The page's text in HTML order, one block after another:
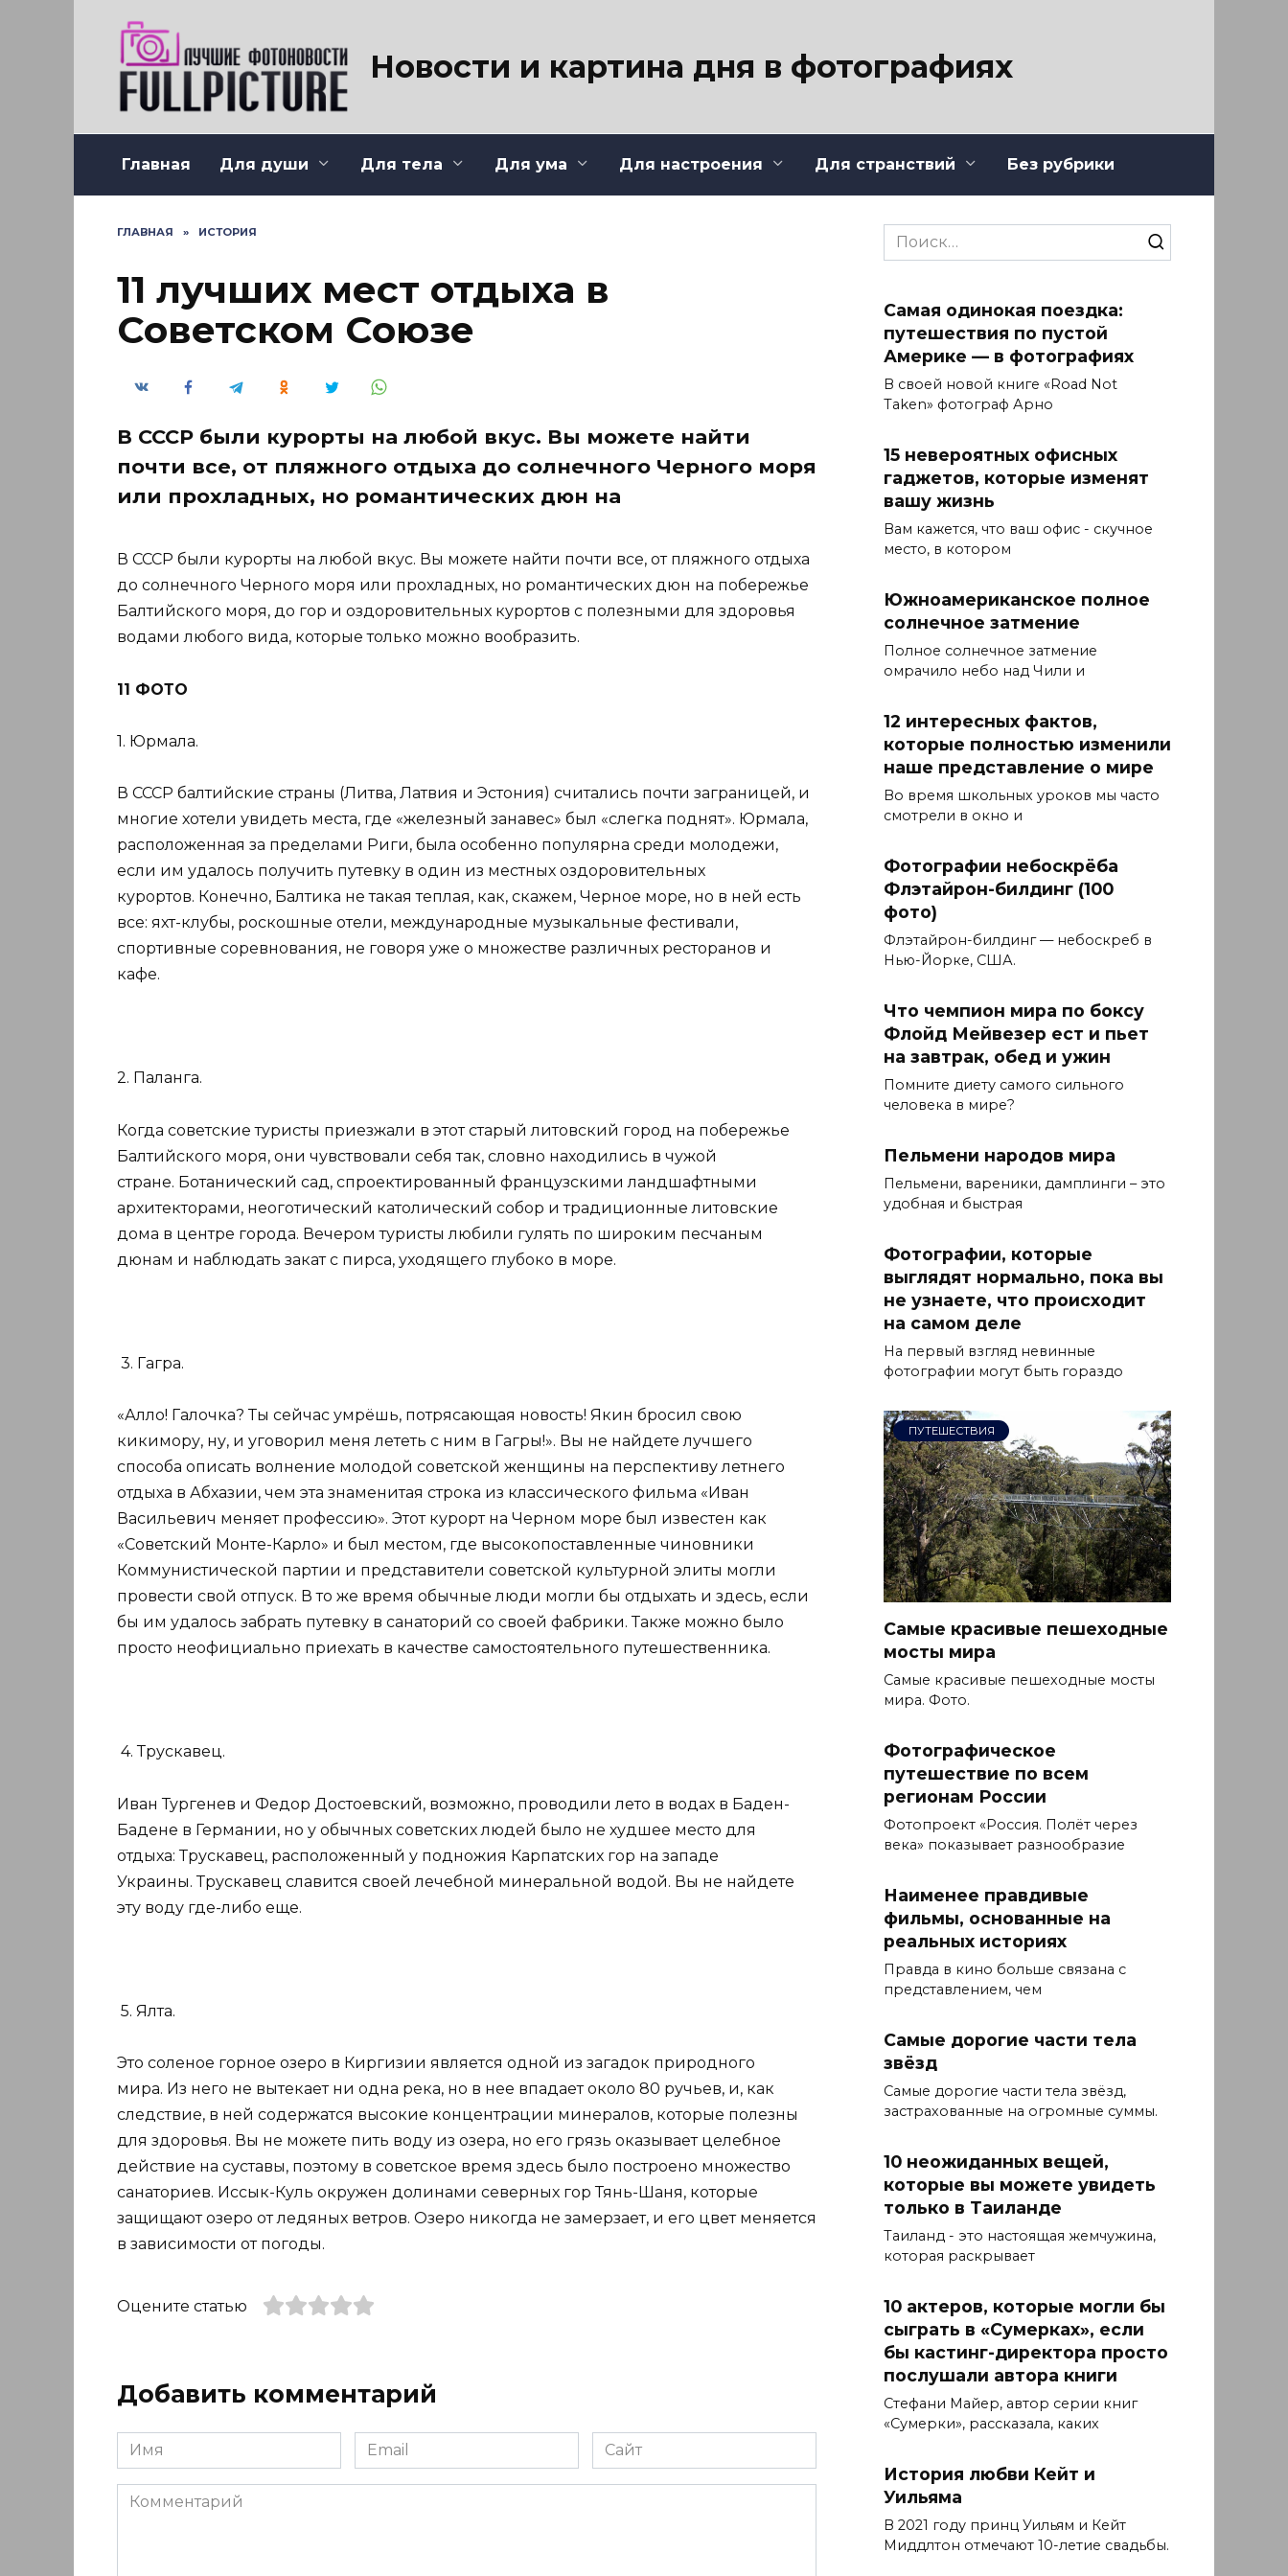
Новости и картина дня в фотографиях
Главная Для души Для тела Для ума Для настроения Для странствий Без рубрики
ГЛАВНАЯ » ИСТОРИЯ
11 лучших мест отдыха в
Советском Союзе
В СССР были курорты на любой вкус. Вы можете найти
почти все, от пляжного отдыха до солнечного Черного моря
или прохладных, но романтических дюн на
В СССР были курорты на любой вкус. Вы можете найти почти все, от пляжного отдыха
до солнечного Черного моря или прохладных, но романтических дюн на побережье
Балтийского моря, до гор и оздоровительных курортов с полезными для здоровья
водами любого вида, которые только можно вообразить.
11 ФОТО
1. Юрмала.
В СССР балтийские страны (Литва, Латвия и Эстония) считались почти заграницей, и
многие хотели увидеть места, где «железный занавес» был «слегка поднят». Юрмала,
расположенная за пределами Риги, была особенно популярна среди молодежи,
если им удалось получить путевку в один из местных оздоровительных
курортов. Конечно, Балтика не такая теплая, как, скажем, Черное море, но в ней есть
все: яхт-клубы, роскошные отели, международные музыкальные фестивали,
спортивные соревнования, не говоря уже о множестве различных ресторанов и
кафе.
2. Паланга.
Когда советские туристы приезжали в этот старый литовский город на побережье
Балтийского моря, они чувствовали себя так, словно находились в чужой
стране. Ботанический сад, спроектированный французскими ландшафтными
архитекторами, неоготический католический собор и традиционные литовские
дома в центре города. Вечером туристы любили гулять по широким песчаным
дюнам и наблюдать закат с пирса, уходящего глубоко в море.
3. Гагра.
«Алло! Галочка? Ты сейчас умрёшь, потрясающая новость! Якин бросил свою
кикимору, ну, и уговорил меня лететь с ним в Гагры!». Вы не найдете лучшего
способа описать волнение молодой советской женщины на перспективу летнего
отдыха в Абхазии, чем эта знаменитая строка из классического фильма «Иван
Васильевич меняет профессию». Этот курорт на Черном море был известен как
«Советский Монте-Карло» и был местом, где высокопоставленные чиновники
Коммунистической партии и представители советской культурной элиты могли
провести свой отпуск. В то же время обычные люди могли бы отдыхать и здесь, если
бы им удалось забрать путевку в санаторий со своей фабрики. Также можно было
просто неофициально приехать в качестве самостоятельного путешественника.
4. Трускавец.
Иван Тургенев и Федор Достоевский, возможно, проводили лето в водах в Баден-
Бадене в Германии, но у обычных советских людей было не худшее место для
отдыха: Трускавец, расположенный у подножия Карпатских гор на западе
Украины. Трускавец славится своей лечебной минеральной водой. Вы не найдете
эту воду где-либо еще.
5. Ялта.
Это соленое горное озеро в Киргизии является одной из загадок природного
мира. Из него не вытекает ни одна река, но в нее впадает около 80 ручьев, и, как
следствие, в ней содержатся высокие концентрации минералов, которые полезны
для здоровья. Вы не можете пить воду из озера, но его грязь оказывает целебное
действие на суставы, поэтому в советское время здесь было построено множество
санаториев. Иссык-Куль окружен долинами северных гор Тянь-Шаня, которые
защищают озеро от ледяных ветров. Озеро никогда не замерзает, и его цвет меняется
в зависимости от погоды.
Оцените статью
Добавить комментарий
Имя
*
Email
*
Сайт
Комментарий
Search
for:
Самая одинокая поездка:
путешествия по пустой
Америке — в фотографиях
В своей новой книге «Road Not
Taken» фотограф Арно
15 невероятных офисных
гаджетов, которые изменят
вашу жизнь
Вам кажется, что ваш офис - скучное
место, в котором
Южноамериканское полное
солнечное затмение
Полное солнечное затмение
омрачило небо над Чили и
12 интересных фактов,
которые полностью изменили
наше представление о мире
Во время школьных уроков мы часто
смотрели в окно и
Фотографии небоскрёба
Флэтайрон-билдинг (100
фото)
Флэтайрон-билдинг — небоскреб в
Нью-Йорке, США.
Что чемпион мира по боксу
Флойд Мейвезер ест и пьет
на завтрак, обед и ужин
Помните диету самого сильного
человека в мире?
Пельмени народов мира
Пельмени, вареники, дамплинги – это
удобная и быстрая
Фотографии, которые
выглядят нормально, пока вы
не узнаете, что происходит
на самом деле
На первый взгляд невинные
фотографии могут быть гораздо
ПУТЕШЕСТВИЯ
Самые красивые пешеходные
мосты мира
Самые красивые пешеходные мосты
мира. Фото.
Фотографическое
путешествие по всем
регионам России
Фотопроект «Россия. Полёт через
века» показывает разнообразие
Наименее правдивые
фильмы, основанные на
реальных историях
Правда в кино больше связана с
представлением, чем
Самые дорогие части тела
звёзд
Самые дорогие части тела звёзд,
застрахованные на огромные суммы.
10 неожиданных вещей,
которые вы можете увидеть
только в Таиланде
Таиланд - это настоящая жемчужина,
которая раскрывает
10 актеров, которые могли бы
сыграть в «Сумерках», если
бы кастинг-директора просто
послушали автора книги
Стефани Майер, автор серии книг
«Сумерки», рассказала, каких
История любви Кейт и
Уильяма
В 2021 году принц Уильям и Кейт
Миддлтон отмечают 10-летие свадьбы.